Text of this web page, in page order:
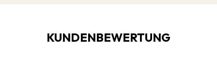
KUNDENBEWERTUNG